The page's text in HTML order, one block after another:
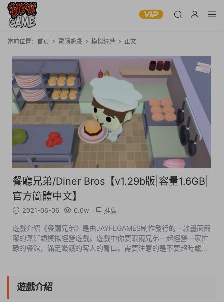
當前位置： 首頁 電腦遊戲 模拟經營 正文
餐廳兄弟/Diner Bros【v1.29b版|容量1.6GB|
官方簡體中文】
2021-06-06 6.6w 推廣
遊戲介紹《餐廳兄弟》是由JAYFLGAMES制作發行的一款畫面簡
潔的烹饪類模拟經營遊戲。遊戲中你要跟兩兄弟一起經營一家忙
碌的餐館，滿足饑餓的客人的胃口。需要注意的是不要超時或者
遊戲介紹